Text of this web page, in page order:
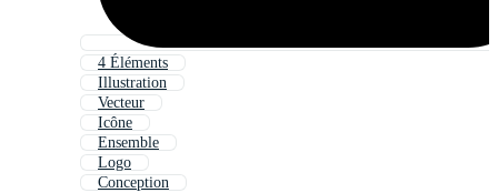
4 Éléments
Illustration
Vecteur
Icône
Ensemble
Logo
Conception